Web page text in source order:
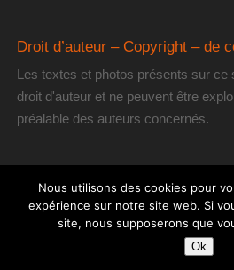
Droit d’auteur – Copyright – de
Les textes et photos présents sur ce
droit d'auteur et ne peuvent être
préalable des auteurs concernés.
[les] Gourmantissimes| Fièrement
Nous utilisons des cookies pour
expérience sur notre site web. Si
site, nous supposerons que
Ok